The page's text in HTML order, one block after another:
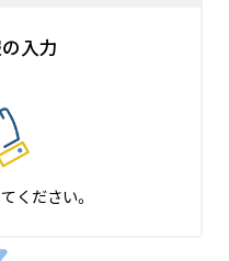
入力
ください。